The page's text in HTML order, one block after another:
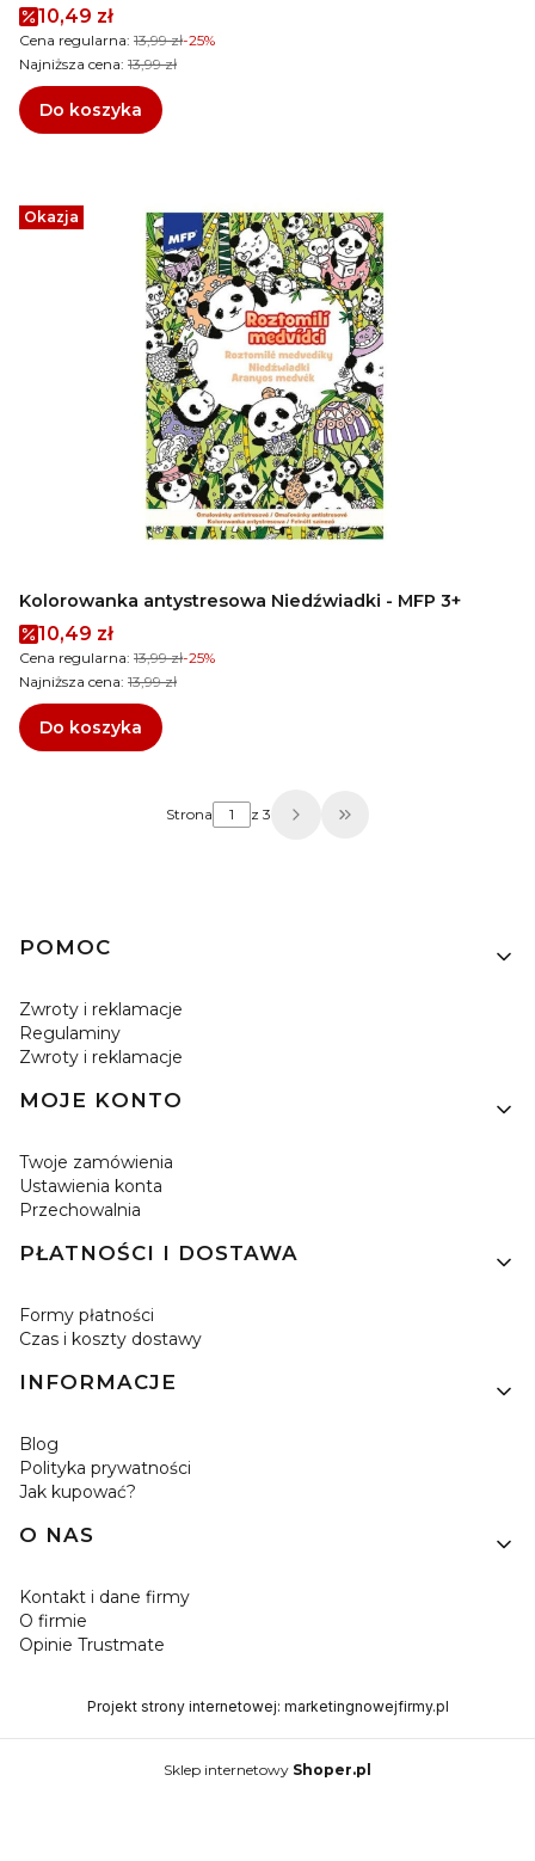
Cena promocyjna
10,49 zł
Cena regularna: 13,99 zł-25%
Najniższa cena: 13,99 zł
Do koszyka
Okazja
Kolorowanka antystresowa Niedźwiadki - MFP 3+
Cena promocyjna
10,49 zł
Cena regularna: 13,99 zł-25%
Najniższa cena: 13,99 zł
Do koszyka
Strona z 3 Przejdź do ostatniej
Linki w stopce
POMOC
Zwroty i reklamacje
Regulaminy
Zwroty i reklamacje
MOJE KONTO
Twoje zamówienia
Ustawienia konta
Przechowalnia
PŁATNOŚCI I DOSTAWA
Formy płatności
Czas i koszty dostawy
INFORMACJE
Blog
Polityka prywatności
Jak kupować?
O NAS
Kontakt i dane firmy
O firmie
Opinie Trustmate
Projekt strony internetowej: marketingnowejfirmy.pl
Sklep internetowy Shoper.pl